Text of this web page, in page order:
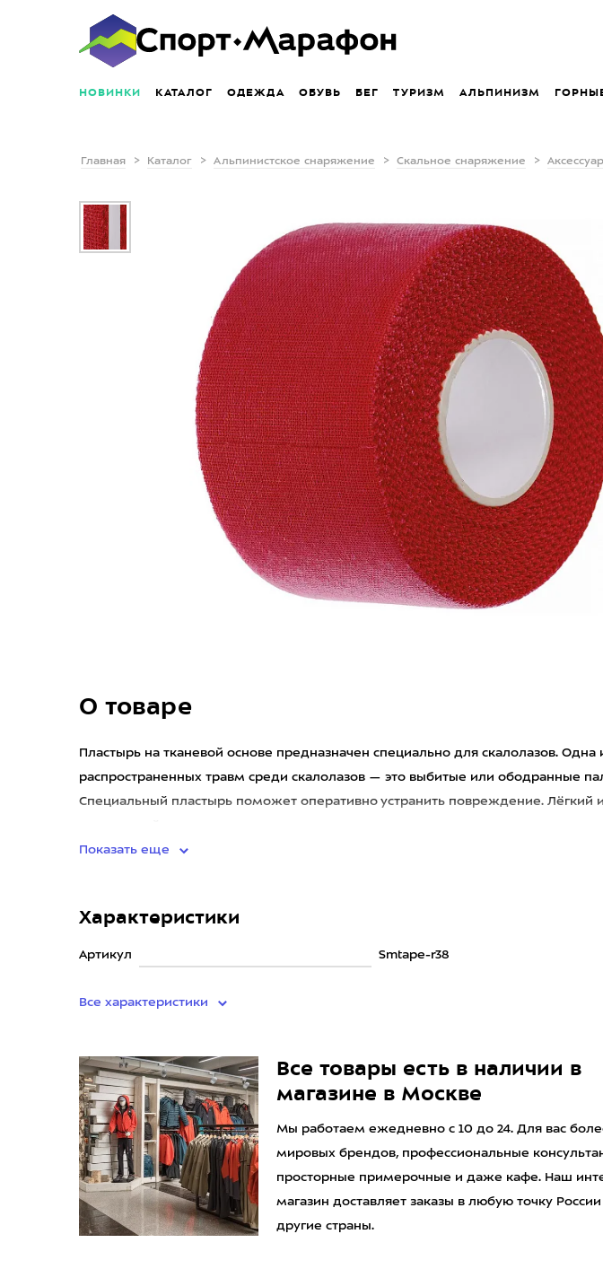
НОВИНКИ КАТАЛОГ ОДЕЖДА ОБУВЬ БЕГ ТУРИЗМ АЛЬПИНИЗМ
Главная Каталог Альпинистское снаряжение Скальное снаряжение
О товаре
Пластырь на тканевой основе предназначен специально для скалолазов. Одна
распространенных травм среди скалолазов — это выбитые или ободранные
Специальный пластырь поможет оперативно устранить повреждение. Лёгкий и
Показать еще
Характеристики
Артикул Smtape-r38
Все характеристики
Все товары есть в наличии в
магазине в Москве
Мы работаем ежедневно с 10 до 24. Для вас
мировых брендов, профессиональные
просторные примерочные и даже кафе. Наш
магазин доставляет заказы в любую точку
другие страны.